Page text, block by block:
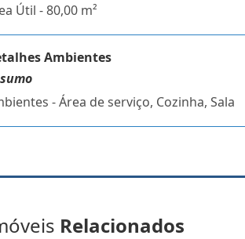
Útil - 80,00 m²
Ambientes
- Área de serviço, Cozinha, Sala
Relacionados